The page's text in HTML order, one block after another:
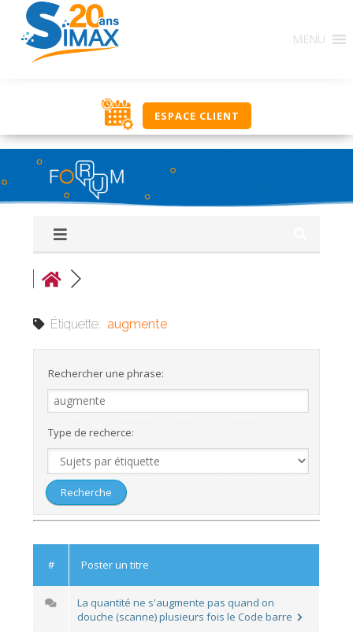
MENU
ESPACE CLIENT
Base de Connaissances : Ce regroupement de forums
constitue une source d’informations en rapport avec
l’utilisation des solutions SIMAX. Ici, classés par
réponses, procédures, savoir-faire pour vous aider
dans votre utilisation journalière. Si vous ne trouvez
pas une réponse à votre recherche, utilisez le groupe
‘Q&R Procédure et Dépannage’ pour poser votre
question. Bonne découverte, l’équipe NOUT.
Étiquette: augmente
Rechercher une phrase:
Type de recherce:
# Poster un titre
La quantité ne s'augmente pas quand on
douche (scanne) plusieurs fois le Code barre